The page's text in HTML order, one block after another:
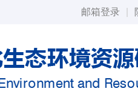
邮箱登录